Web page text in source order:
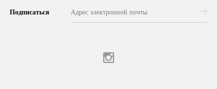
Подписаться